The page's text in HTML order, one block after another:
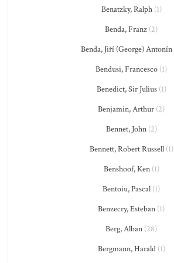
Benatzky, Ralph(1)
Benda, Franz (2)
Benda, Jiří (George) Antonín
Bendusi, Francesco (1)
Benedict, Sir Julius(1)
Benjamin, Arthur (2)
Bennet, John(2)
Bennett, Robert Russell(1)
Benshoof, Ken(1)
Bentoiu, Pascal (1)
Benzecry, Esteban (1)
Berg, Alban (28)
Bergmann, Harald(1)